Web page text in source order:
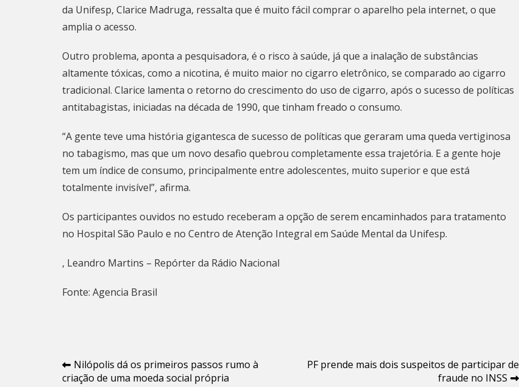
da Unifesp, Clarice Madruga, ressalta que é muito fácil comprar o aparelho pela internet, o que
amplia o acesso.
Outro problema, aponta a pesquisadora, é o risco à saúde, já que a inalação de substâncias
altamente tóxicas, como a nicotina, é muito maior no cigarro eletrônico, se comparado ao cigarro
tradicional. Clarice lamenta o retorno do crescimento do uso de cigarro, após o sucesso de políticas
antitabagistas, iniciadas na década de 1990, que tinham freado o consumo.
“A gente teve uma história gigantesca de sucesso de políticas que geraram uma queda vertiginosa
no tabagismo, mas que um novo desafio quebrou completamente essa trajetória. E a gente hoje
tem um índice de consumo, principalmente entre adolescentes, muito superior e que está
totalmente invisível”, afirma.
Os participantes ouvidos no estudo receberam a opção de serem encaminhados para tratamento
no Hospital São Paulo e no Centro de Atenção Integral em Saúde Mental da Unifesp.
, Leandro Martins – Repórter da Rádio Nacional
Fonte: Agencia Brasil
Navegação
Nilópolis dá os primeiros passos rumo à
criação de uma moeda social própria
PF prende mais dois suspeitos de participar de
fraude no INSS